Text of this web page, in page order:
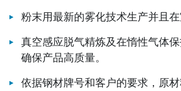
粉末用最新的雾化技术生产并且在
真空感应脱气精炼及在惰性气体
确保产品高质量。
依据钢材牌号和客户的要求，原